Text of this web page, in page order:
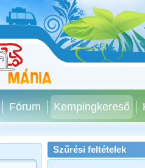
Fórum Kempingkereső
Szűrési feltételek